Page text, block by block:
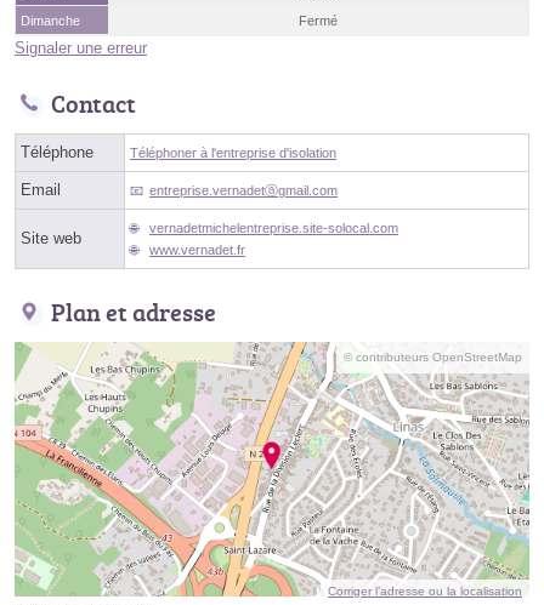
Dimanche
Fermé
Signaler une erreur
Contact
Téléphone Téléphoner à l'entreprise d'isolation
Email entreprise.vernadetⓐgmail.com
Site web
vernadetmichelentreprise.site-solocal.com
www.vernadet.fr
Plan et adresse
© contributeurs OpenStreetMap
Corriger l’adresse ou la localisation